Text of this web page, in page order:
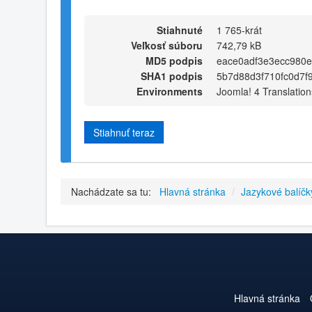
Stiahnuté
1 765-krát
Veľkosť súboru
742,79 kB
MD5 podpis
SHA1 podpis
Environments
Joomla! 4
Stiahnuť teraz
Nachádzate sa tu: Hlavná stránka / Jazykové
Hlavná stránka